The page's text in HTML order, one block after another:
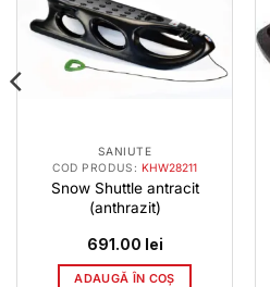
SANIUTE
COD PRODUS: KHW28211
Snow Shuttle antracit
(anthrazit)
691.00 lei
ADAUGĂ ÎN COȘ